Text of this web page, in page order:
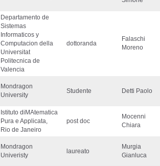
Departamento de
Sistemas
Informaticos y
Computacion della
Universitat
Politecnica de
Valencia
dottoranda
Falaschi
Moreno
Mondragon
University
Studente Detti Paolo
Istituto diMAtematica
Pura e Applicata,
Rio de Janeiro
post doc
Mocenni
Chiara
Mondragon
Univeristy
laureato
Murgia
Gianluca